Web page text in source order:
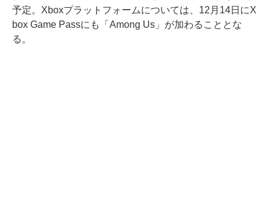
予定。Xboxプラットフォームについては、12月14日にX
box Game Passにも「Among Us」が加わることとな
る。